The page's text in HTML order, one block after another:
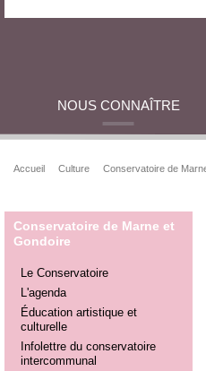
NOUS CONNAÎTRE
Accueil Culture Conservatoire de
Conservatoire de Marne et
Gondoire
Le Conservatoire
L'agenda
Éducation artistique et
culturelle
Infolettre du conservatoire
intercommunal